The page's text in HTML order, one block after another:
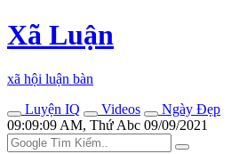
Xã Luận
xã hội luận bàn
Luyện IQ
Videos
Ngày Đẹp
09:09:09 AM, Thứ Abc 09/09/2021